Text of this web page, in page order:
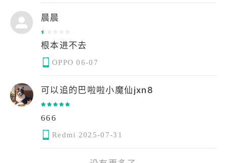
晨晨
根本进不去
OPPO 06-07
可以追的巴啦啦小魔仙jxn8
666
Redmi 2025-07-31